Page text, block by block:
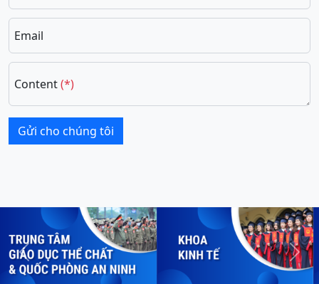
Email
Content(*)
Gửi cho chúng tôi
Previous Next